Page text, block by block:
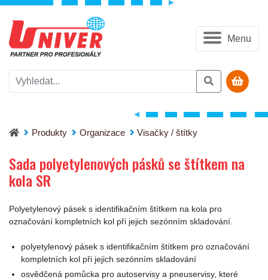
Menu
Produkty Organizace Visačky / štítky
Sada polyetylenových pásků se štítkem na kola SR
Sada polyetylenových pásků se štítkem na
kola SR
Polyetylenový pásek s identifikačním štítkem na kola pro
označování kompletních kol při jejich sezónním skladování.
polyetylenový pásek s identifikačním štítkem pro označování
kompletních kol při jejich sezónním skladování
osvědčená pomůcka pro autoservisy a pneuservisy, které